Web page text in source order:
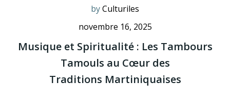
byCulturiles
novembre 16, 2025
Musique et Spiritualité : Les Tambours
Tamouls au Cœur des
Traditions Martiniquaises